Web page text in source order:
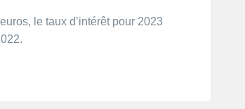
le taux d’intérêt pour 2023